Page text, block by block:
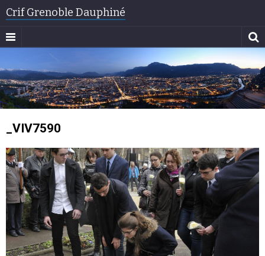
Crif Grenoble Dauphiné
_VIV7590